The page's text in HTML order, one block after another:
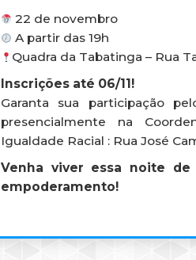
22 de novembro
A partir das 19h
Quadra da Tabatinga – Rua
Inscrições até 06/11!
Garanta sua participação
presencialmente na
Igualdade Racial : Rua José
Venha viver essa noite de
empoderamento!